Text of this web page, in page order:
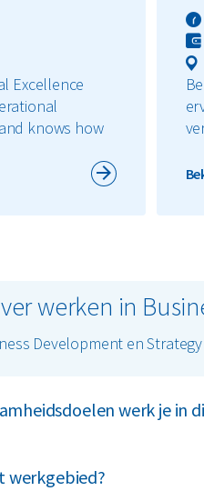
Excellence
knows how
werken in
Development en
werk je in
aan het Science Based
werkgebied?